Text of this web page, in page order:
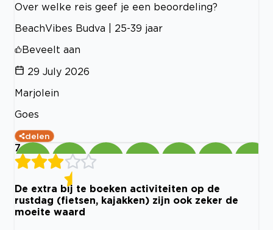
Over welke reis geef je een beoordeling?
BeachVibes Budva | 25-39 jaar
Beveelt aan
29 July 2026
Marjolein
Goes
delen
7
De extra bij te boeken activiteiten op de
rustdag (fietsen, kajakken) zijn ook zeker de
moeite waard